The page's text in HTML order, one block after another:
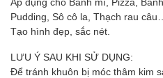
Pudding, Sô cô la, Thạch rau câu…
Tạo hình đẹp, sắc nét.
LƯU Ý SAU KHI SỬ DỤNG:
Để tránh khuôn bị móc thâm kim